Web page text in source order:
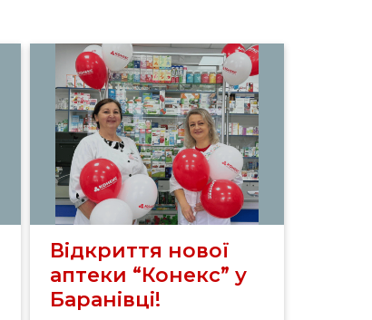
Відкриття нової
аптеки “Конекс” у
Баранівці!